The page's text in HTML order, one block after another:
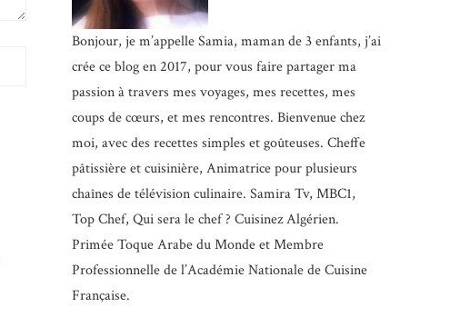
Bonjour, je m’appelle Samia, maman de 3 enfants, j’ai
crée ce blog en 2017, pour vous faire partager ma
passion à travers mes voyages, mes recettes, mes
coups de cœurs, et mes rencontres. Bienvenue chez
moi, avec des recettes simples et goûteuses. Cheffe
pâtissière et cuisinière, Animatrice pour plusieurs
chaînes de télévision culinaire. Samira Tv, MBC1,
Top Chef, Qui sera le chef ? Cuisinez Algérien.
Primée Toque Arabe du Monde etMembre
Professionnelle de l’Académie Nationale de Cuisine
Française.